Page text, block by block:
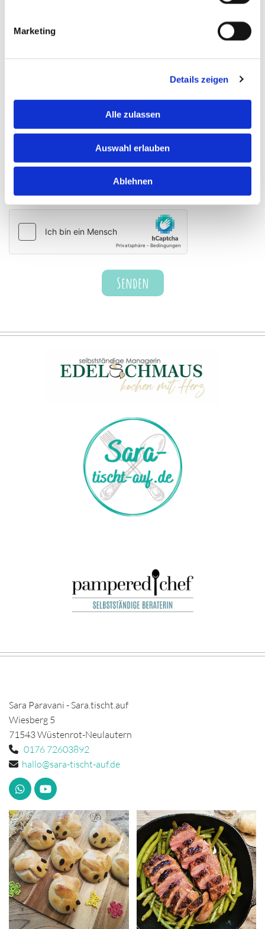
Marketing
Details zeigen
Alle zulassen
Auswahl erlauben
Ablehnen
Kommentar
Sara Paravani - Sara.tischt.auf
Wiesberg 5
71543 Wüstenrot-Neulautern
 0176 72603892
 hallo@sara-tischt-auf.de